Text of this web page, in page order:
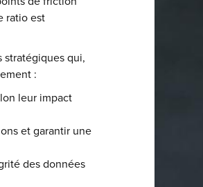
ratio est
stratégiques qui,
:
leur impact
et garantir une
des données